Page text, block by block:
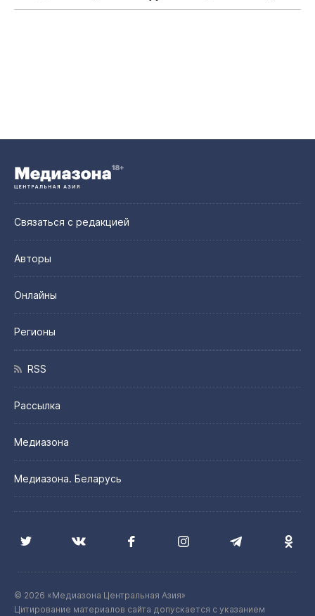
Связаться с редакцией
Авторы
Онлайны
Регионы
RSS
Рассылка
Медиазона
Медиазона. Беларусь
© 2026 «Медиазона Центральная Азия»
Цитирование материалов сайта допускается с указанием